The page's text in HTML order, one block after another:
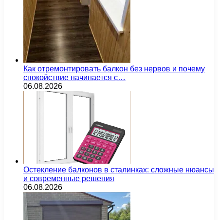
Как отремонтировать балкон без нервов и почему
спокойствие начинается с…
06.08.2026
Остекление балконов в сталинках: сложные нюансы
и современные решения
06.08.2026